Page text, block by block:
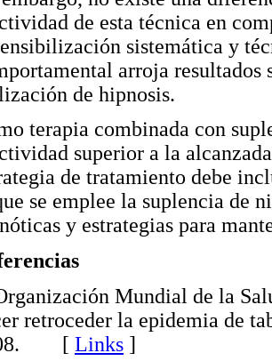
de esta técnica en
sistemática y
arroja resultados
de hipnosis.
terapia combinada con
superior a la
de tratamiento debe
se emplee la suplencia de
y estrategias para
Mundial de la
retroceder la epidemia de
[ Links ]